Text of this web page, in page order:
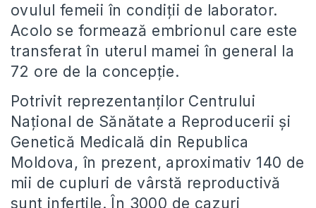
ovulul femeii în condiții de laborator.
Acolo se formează embrionul care este
transferat în uterul mamei în general la
72 ore de la concepție.
Potrivit reprezentanților Centrului
Național de Sănătate a Reproducerii și
Genetică Medicală din Republica
Moldova, în prezent, aproximativ 140 de
mii de cupluri de vârstă reproductivă
sunt infertile. În 3000 de cazuri